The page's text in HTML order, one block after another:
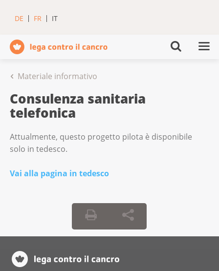
DE FR IT
Materiale informativo
Consulenza sanitaria
telefonica
Attualmente, questo progetto pilota è disponibile
solo in tedesco.
Vai alla pagina in tedesco